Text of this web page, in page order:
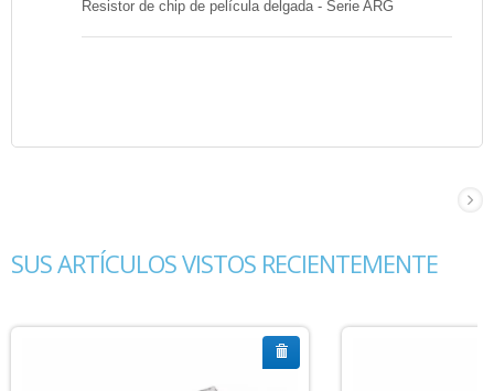
Resistor de chip de película delgada - Serie ARG
SUS ARTÍCULOS VISTOS RECIENTEMENTE